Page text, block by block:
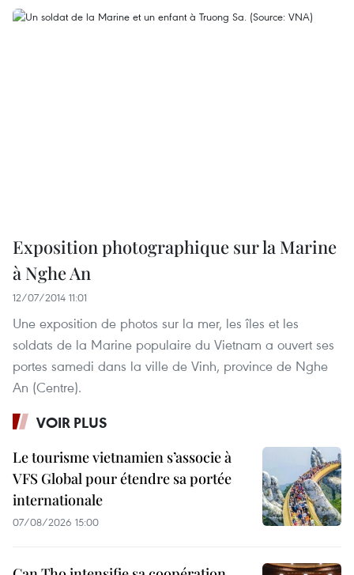
Exposition photographique sur la Marine
à Nghe An
12/07/2014 11:01
Une exposition de photos sur la mer, les îles et les
soldats de la Marine populaire du Vietnam a ouvert ses
portes samedi dans la ville de Vinh, province de Nghe
An (Centre).
VOIR PLUS
Le tourisme vietnamien s’associe à
VFS Global pour étendre sa portée
internationale
07/08/2026 15:00